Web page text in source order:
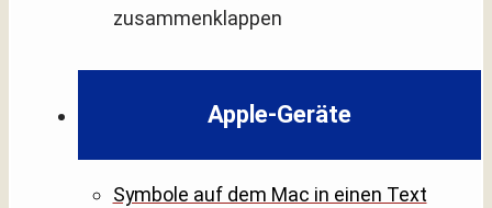
zusammenklappen
Apple-Geräte
Symbole auf dem Mac in einen Text